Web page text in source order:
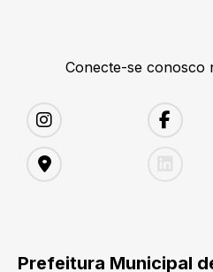
Conecte-se conosco
Prefeitura Municipal